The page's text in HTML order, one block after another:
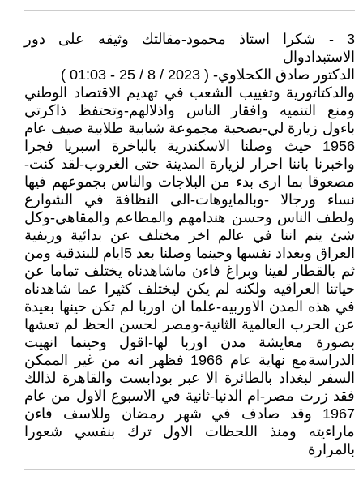
3 - شكرا استاذ محمود-مقالتك وثيقه على دور
الاستبدادوال
الدكتور صادق الكحلاوي- ( 2023 / 8 / 25 - 01:03 )
والدكتاتورية وتغييب الشعب في تهديم الاقتصاد الوطني
ومنع التنميه وافقار الناس واذلالهم-وتحتفظ ذاكرتي
باءول زيارة لي-بصحبة مجموعة شبابية طلابية صيف عام
1956 حيث وصلنا الاسكندرية بالباخرة اسبريا فجرا
واخبرنا باننا احرار لزيارة المدينة حتى الغروب-لقد كنت-
مصعوقا بما ارى بدء من البلاجات والناس بجموعهم فيها
نساء ورجالا -وبالمايوهات-الى النظافة في الشوارع
ولطف الناس وحسن هندامهم والمطاعم والمقاهي-وكل
شئ ينم اننا في عالم اخر مختلف عن بدائية وريفية
العراق وبغداد نفسها وحينما وصلنا بعد 5ايام للبندقية ومن
ثم بالقطار لفينا وبراغ فاءن ماشاهدناه يختلف تماما عن
حياتنا العراقيه ولكنه لم يكن ليختلف كثيرا عما شاهدناه
في هذه المدن الاوربيه-علما ان اوربا لم تكن حينها بعيدة
عن الحرب العالمية الثانية-ومصر لحسن الحظ لم تعشها
بصورة معايشة مدن اوربا لها-اقول وحينما انهيت
الدراسةمع نهاية عام 1966 فظهر انه من غير الممكن
السفر لبغداد بالطائرة الا عبر بودابست والقاهرة لذالك
فقد زرت مصر-ام الدنيا-ثانية في الاسبوع الاول من عام
1967 وقد صادف في شهر رمضان وللاسف فاءن
ماراءيته ومنذ اللحظات الاول ترك بنفسي شعورا
بالمرارة